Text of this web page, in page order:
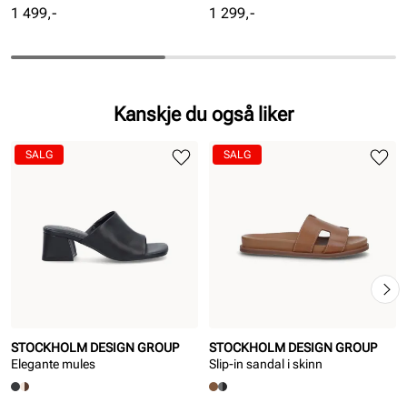
Pris
1 499,- Pris
1 299,-
Kanskje du også liker
STOCKHOLM DESIGN GROUP
Elegante mules
SALG
STOCKHOLM DESIGN GROUP
Slip-in sandal i skinn
SALG